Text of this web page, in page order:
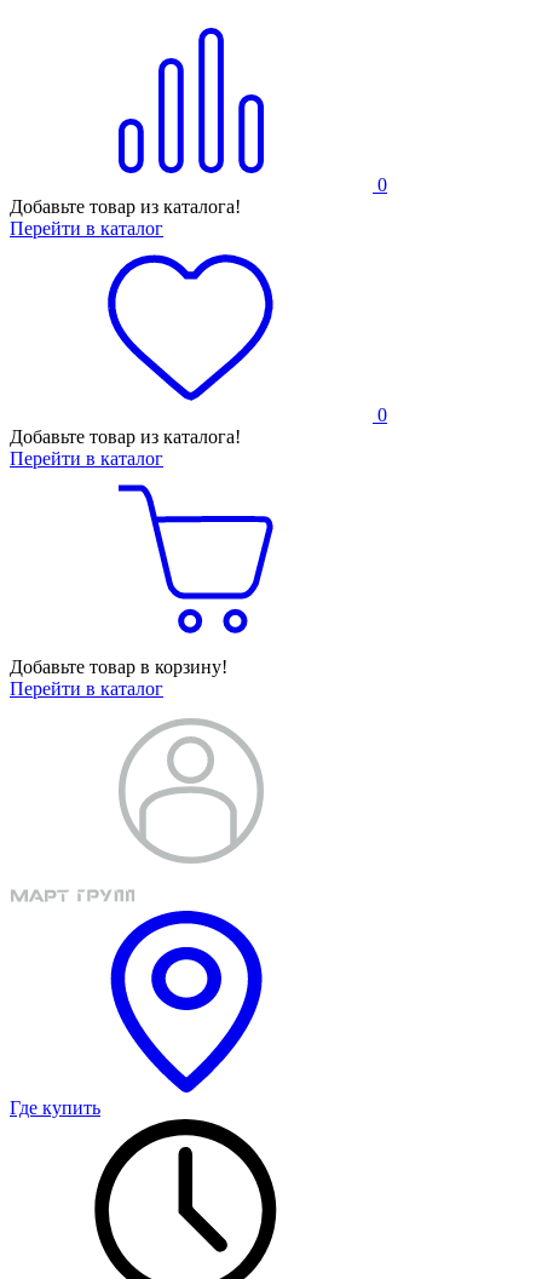
0
Добавьте товар из каталога!
Перейти в каталог
0
Добавьте товар из каталога!
Перейти в каталог
Добавьте товар в корзину!
Перейти в каталог
Где купить